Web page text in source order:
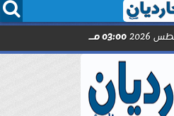
 
03:00 مـ